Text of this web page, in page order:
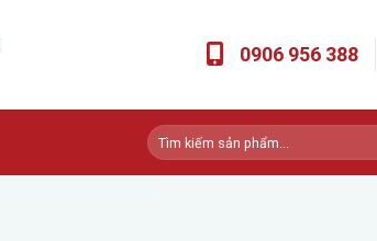
0906 956 388
Tìm
kiếm: